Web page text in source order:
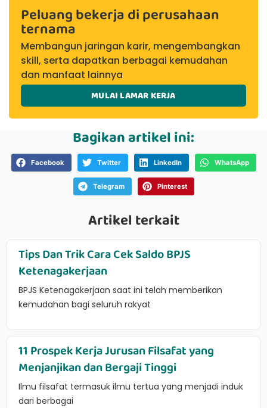
Peluang bekerja di perusahaan
ternama
Membangun jaringan karir, mengembangkan
skill, serta dapatkan berbagai kemudahan
dan manfaat lainnya
MULAI LAMAR KERJA
Bagikan artikel ini:
Facebook Twitter LinkedIn WhatsApp
Telegram Pinterest
Artikel terkait
Tips Dan Trik Cara Cek Saldo BPJS
Ketenagakerjaan
BPJS Ketenagakerjaan saat ini telah memberikan
kemudahan bagi seluruh rakyat
11 Prospek Kerja Jurusan Filsafat yang
Menjanjikan dan Bergaji Tinggi
Ilmu filsafat termasuk ilmu tertua yang menjadi induk
dari berbagai